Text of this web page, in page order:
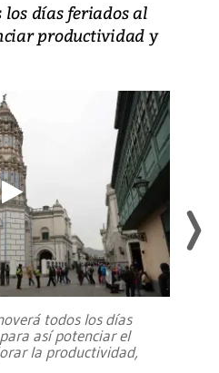
los días feriados al
productividad y
todos los días
así potenciar el
la productividad,